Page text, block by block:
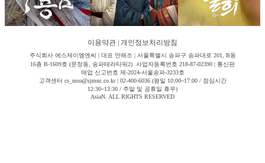
이용약관 개인정보처리방침
주식회사 에스제이엠엔씨 | 대표 안해조 | 서울특별시 송파구 송파대로 201, B동
16층 B-1609호 (문정동, 송파테라타워2) 사업자등록번호 218-87-02390 | 통신판
매업 신고번호 제-2024-서울송파-3233호
고객센터 cs_moa@sjmnc.co.kr | 02-400-6036 (평일 10:00~17:00 / 점심시간
12:30~13:30 / 주말 및 공휴일 휴무)
AsiaN. ALL RIGHTS RESERVED